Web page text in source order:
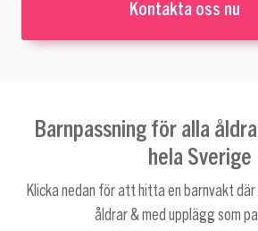
Kontakta oss nu
Barnpassning för alla
hela Sverige
Klicka nedan för att hitta en barnvakt där
åldrar & med upplägg som